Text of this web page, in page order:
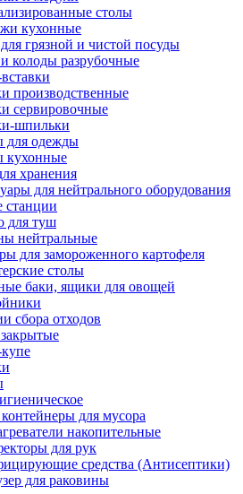
столы
кухонные
грязной и чистой посуды
колоды разрубочные
производственные
сервировочные
шпильки
одежды
хранения
для нейтрального оборудования
станции
для туш
нейтральные
для замороженного картофеля
столы
баки, ящики для овощей
сбора отходов
для мусора
накопительные
для рук
средства (Антисептики)
для раковины